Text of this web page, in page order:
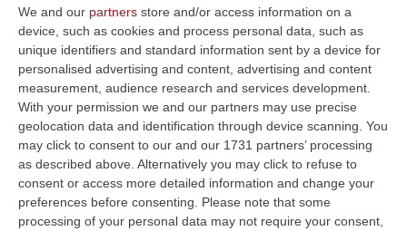
We and our partners store and/or access information on a
device, such as cookies and process personal data, such as
unique identifiers and standard information sent by a device for
personalised advertising and content, advertising and content
measurement, audience research and services development.
With your permission we and our partners may use precise
geolocation data and identification through device scanning. You
may click to consent to our and our 1731 partners’ processing
as described above. Alternatively you may click to refuse to
consent or access more detailed information and change your
preferences before consenting.
Please note that some
processing of your personal data may not require your consent,